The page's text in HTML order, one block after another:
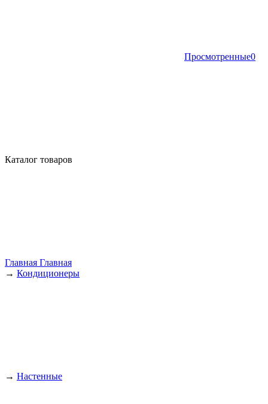
Просмотренные0
Каталог товаров
Главная Главная
→ Кондиционеры
→ Настенные